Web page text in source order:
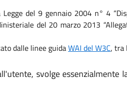
del 9 gennaio 2004 n° 4
del 20 marzo 2013
dalle linee guidaWAI del W3C, tra
svolge essenzialmente